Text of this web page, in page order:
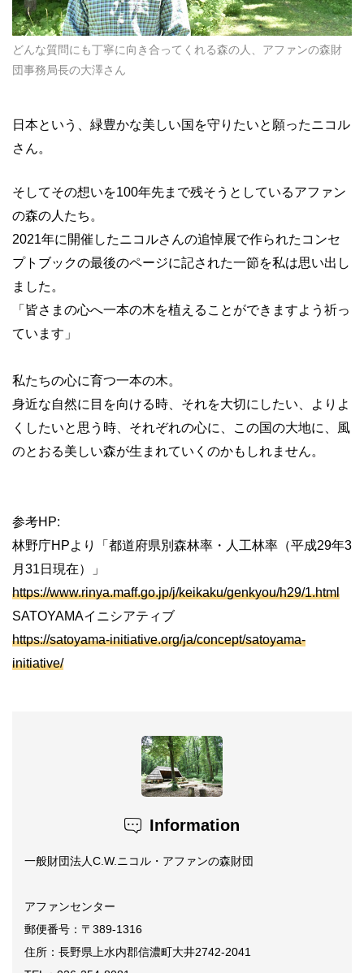
どんな質問にも丁寧に向き合ってくれる森の人、アファンの森財
団事務局長の大澤さん
日本という、緑豊かな美しい国を守りたいと願ったニコル
さん。
そしてその想いを100年先まで残そうとしているアファン
の森の人たち。
2021年に開催したニコルさんの追悼展で作られたコンセ
プトブックの最後のページに記された一節を私は思い出し
ました。
「皆さまの心へ一本の木を植えることができますよう祈っ
ています」
私たちの心に育つ一本の木。
身近な自然に目を向ける時、それを大切にしたい、よりよ
くしたいと思う時、それぞれの心に、この国の大地に、風
のとおる美しい森が生まれていくのかもしれません。
参考HP:
林野庁HPより「都道府県別森林率・人工林率（平成29年3
月31日現在）」
https://www.rinya.maff.go.jp/j/keikaku/genkyou/h29/1.html
SATOYAMAイニシアティブ
https://satoyama-initiative.org/ja/concept/satoyama-
initiative/
Information
一般財団法人C.W.ニコル・アファンの森財団
アファンセンター
郵便番号：〒389-1316
住所：長野県上水内郡信濃町大井2742-2041